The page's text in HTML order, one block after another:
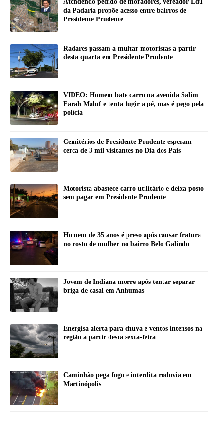
Atendendo pedido de moradores, vereador Edu
da Padaria propõe acesso entre bairros de
Presidente Prudente
Radares passam a multar motoristas a partir
desta quarta em Presidente Prudente
VIDEO: Homem bate carro na avenida Salim
Farah Maluf e tenta fugir a pé, mas é pego pela
polícia
Cemitérios de Presidente Prudente esperam
cerca de 3 mil visitantes no Dia dos Pais
Motorista abastece carro utilitário e deixa posto
sem pagar em Presidente Prudente
Homem de 35 anos é preso após causar fratura
no rosto de mulher no bairro Belo Galindo
Jovem de Indiana morre após tentar separar
briga de casal em Anhumas
Energisa alerta para chuva e ventos intensos na
região a partir desta sexta-feira
Caminhão pega fogo e interdita rodovia em
Martinópolis